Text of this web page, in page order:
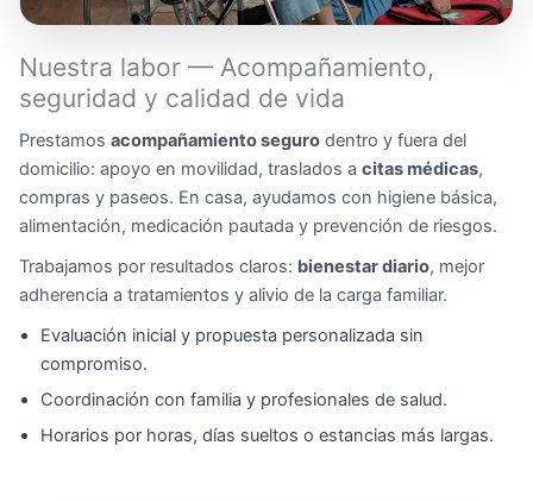
Nuestra labor — Acompañamiento,
seguridad y calidad de vida
Prestamos acompañamiento seguro dentro y fuera del
domicilio: apoyo en movilidad, traslados a citas médicas,
compras y paseos. En casa, ayudamos con higiene básica,
alimentación, medicación pautada y prevención de riesgos.
Trabajamos por resultados claros: bienestar diario, mejor
adherencia a tratamientos y alivio de la carga familiar.
Evaluación inicial y propuesta personalizada sin
compromiso.
Coordinación con familia y profesionales de salud.
Horarios por horas, días sueltos o estancias más largas.